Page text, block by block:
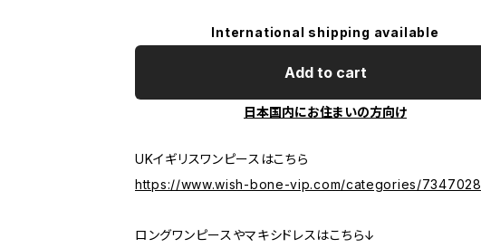
International shipping available
Add to cart
日本国内にお住まいの方向け
UKイギリスワンピースはこちら
https://www.wish-bone-vip.com/categories/7347028
ロングワンピースやマキシドレスはこちら↓